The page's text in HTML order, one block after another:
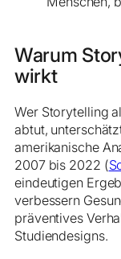
Warum
wirkt
Wer Storytelling
abtut,
amerikanische
2007 bis 2022 (
eindeutigen
verbessern
präventives
Studiendesigns.